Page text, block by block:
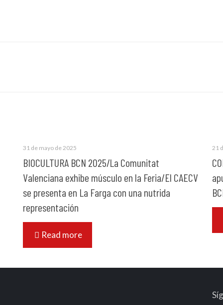
31 de mayo de 2025
BIOCULTURA BCN 2025/La Comunitat
Valenciana exhibe músculo en la Feria/El CAECV
se presenta en La Farga con una nutrida
representación
Read more
21